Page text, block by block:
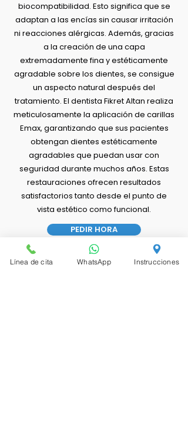
biocompatibilidad. Esto significa que se
adaptan a las encías sin causar irritación
ni reacciones alérgicas. Además, gracias
a la creación de una capa
extremadamente fina y estéticamente
agradable sobre los dientes, se consigue
un aspecto natural después del
tratamiento. El dentista Fikret Altan realiza
meticulosamente la aplicación de carillas
Emax, garantizando que sus pacientes
obtengan dientes estéticamente
agradables que puedan usar con
seguridad durante muchos años. Estas
restauraciones ofrecen resultados
satisfactorios tanto desde el punto de
vista estético como funcional.
PEDIR HORA
Línea de cita WhatsApp Instrucciones